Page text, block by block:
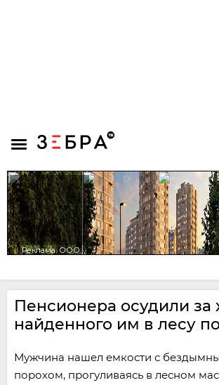
Пенсионера осудили за
найденного им в лесу
Мужчина нашел емкости с
порохом, прогуливаясь в лесном